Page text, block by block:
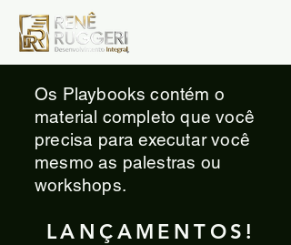
Os Playbooks contém o
material completo que você
precisa para executar você
mesmo as palestras ou
workshops.
LANÇAMENTOS!